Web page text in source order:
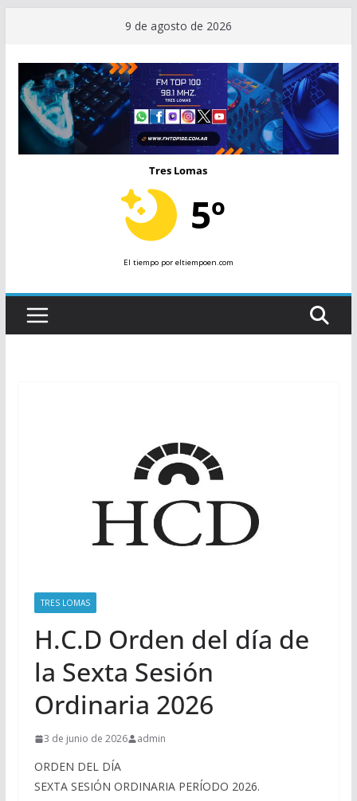
contenido
9 de agosto de 2026
Tres Lomas
5º
El tiempopor eltiempoen.com
TRES LOMAS
H.C.D Orden del día de
la Sexta Sesión
Ordinaria 2026
3 de junio de 2026 admin
ORDEN DEL DÍA
SEXTA SESIÓN ORDINARIA PERÍODO 2026.